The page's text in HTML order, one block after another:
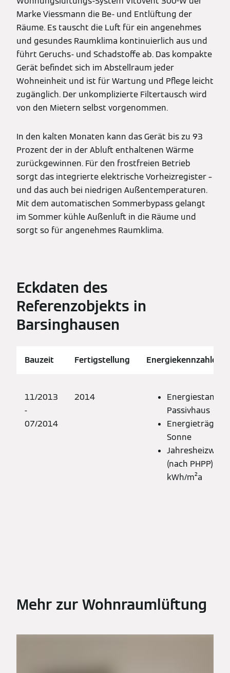
Marke Viessmann die Be- und Entlüftung der
Räume. Es tauscht die Luft für ein angenehmes
und gesundes Raumklima kontinuierlich aus und
führt Geruchs- und Schadstoffe ab. Das kompakte
Gerät befindet sich im Abstellraum jeder
Wohneinheit und ist für Wartung und Pflege leicht
zugänglich. Der unkomplizierte Filtertausch wird
von den Mietern selbst vorgenommen.
In den kalten Monaten kann das Gerät bis zu 93
Prozent der in der Abluft enthaltenen Wärme
zurückgewinnen. Für den frostfreien Betrieb
sorgt das integrierte elektrische Vorheizregister –
und das auch bei niedrigen Außentemperaturen.
Mit dem automatischen Sommerbypass gelangt
im Sommer kühle Außenluft in die Räume und
sorgt so für angenehmes Raumklima.
Eckdaten des
Referenzobjekts in
Barsinghausen
Bauzeit Fertigstellung Energiekennzahlen
11/2013
-
07/2014
2014
Passivhaus
Energieträger:
Sonne
(nach PHPP): 14
kWh/m²a
Mehr zur Wohnraumlüftung